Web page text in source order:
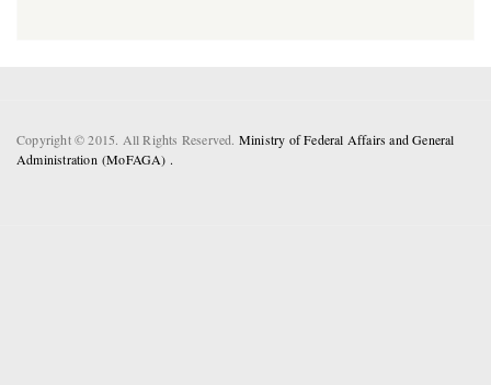
Copyright © 2015. All Rights Reserved. Ministry of Federal Affairs and General
Administration (MoFAGA) .